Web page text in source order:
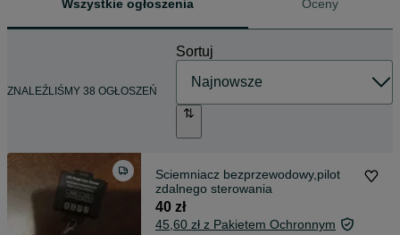
Wszystkie ogłoszenia Oceny
ZNALEŹLIŚMY 38 OGŁOSZEŃ
Sortuj
Sciemniacz bezprzewodowy,pilot
zdalnego sterowania
40 zł
45,60 zł z Pakietem Ochronnym